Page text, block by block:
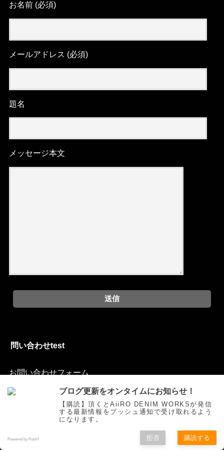
お名前 (必須)
メールアドレス (必須)
題名
メッセージ本文
問い合わせtest
お問い合わせフォーム
トピックス
お問い合わせ
ブログ更新をオンタイムにお知らせ！
【購読】頂くとAiiRO DENIM WORKSが発信
する最新情報をプッシュ通知で受け取れるよう
になります。
Powered by Push7 拒否 購読する